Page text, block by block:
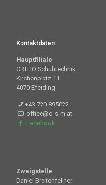
Kontaktdaten:
Hauptfiliale
ORTHO Schuhtechnik
Kirchenplatz 11
4070 Eferding
+43 720 895022
office@o-s-m.at
Facebook
Zweigstelle
Daniel Breitenfellner